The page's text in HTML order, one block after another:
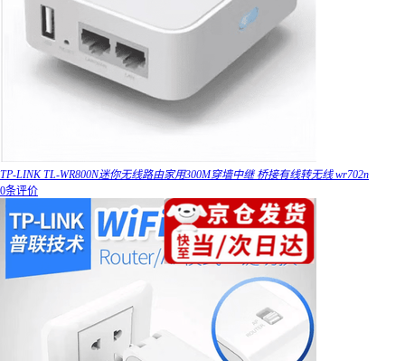
TP-LINK TL-WR800N迷你无线路由家用300M穿墙中继 桥接有线转无线 wr702n
0条评价